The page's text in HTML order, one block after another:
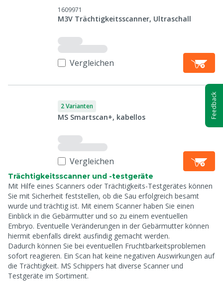
1609971
M3V Trächtigkeitsscanner, Ultraschall
Vergleichen
2 Varianten
MS Smartscan+, kabellos
Vergleichen
Trächtigkeitsscanner und -testgeräte
Mit Hilfe eines Scanners oder Trächtigkeits-Testgerätes können
Sie mit Sicherheit feststellen, ob die Sau erfolgreich besamt
wurde und trächtig ist. Mit einem Scanner haben Sie einen
Einblick in die Gebärmutter und so zu einem eventuellen
Embryo. Eventuelle Veränderungen in der Gebärmutter können
hiermit ebenfalls direkt ausfindig gemacht werden.
Dadurch können Sie bei eventuellen Fruchtbarkeitsproblemen
sofort reagieren. Ein Scan hat keine negativen Auswirkungen auf
die Trächtigkeit. MS Schippers hat diverse Scanner und
Testgeräte im Sortiment.
Feedback